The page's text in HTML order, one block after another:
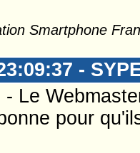
Smartphone
-
- Le
pour